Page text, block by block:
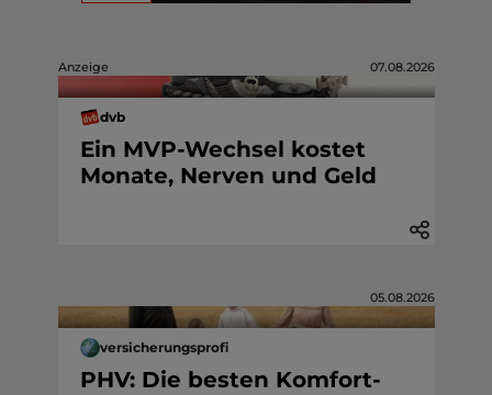
Anzeige 07.08.2026
dvb
Ein MVP-Wechsel kostet
Monate, Nerven und Geld
05.08.2026
versicherungsprofi
PHV: Die besten Komfort-